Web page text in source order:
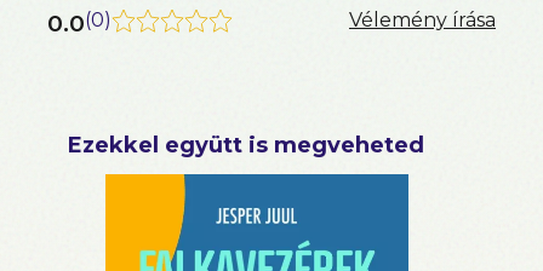
0.0(0) Vélemény írása
Ezekkel együtt is megveheted